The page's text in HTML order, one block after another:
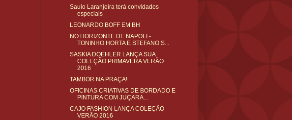
Saulo Laranjeira terá convidados
especiais
LEONARDO BOFF EM BH
NO HORIZONTE DE NAPOLI -
TONINHO HORTA E STEFANO S...
SASKIA DOEHLER LANÇA SUA
COLEÇÃO PRIMAVERA VERÃO
2016
TAMBOR NA PRAÇA!
OFICINAS CRIATIVAS DE BORDADO E
PINTURA COM JUÇARA...
CAJO FASHION LANÇA COLEÇÃO
VERÃO 2016